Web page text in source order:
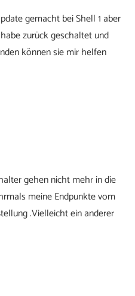
gemacht bei Shell 1 aber
zurück geschaltet und
können sie mir helfen
gehen nicht mehr in die
meine Endpunkte vom
.Vielleicht ein anderer